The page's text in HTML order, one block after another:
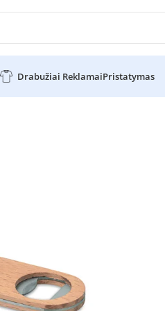
Drabužiai ReklamaiPristatymas